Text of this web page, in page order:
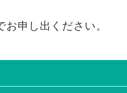
申し出ください。